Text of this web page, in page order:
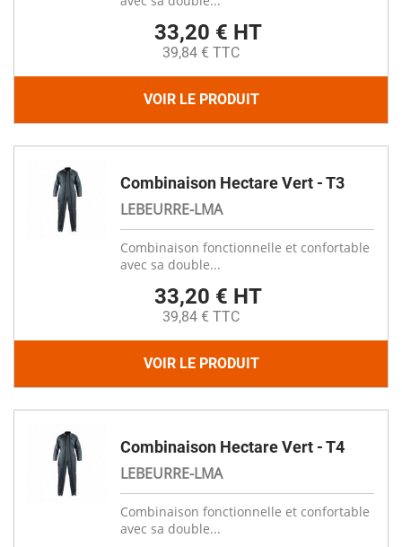
33,20 € HT
39,84 € TTC
VOIR LE PRODUIT
Combinaison Hectare Vert - T3
LEBEURRE-LMA
Combinaison fonctionnelle et confortable
avec sa double...
33,20 € HT
39,84 € TTC
VOIR LE PRODUIT
Combinaison Hectare Vert - T4
LEBEURRE-LMA
Combinaison fonctionnelle et confortable
avec sa double...